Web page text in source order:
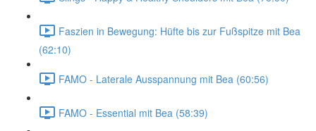
Faszien in Bewegung: Hüfte bis zur Fußspitze mit Bea
(62:10)
FAMO - Laterale Ausspannung mit Bea (60:56)
FAMO - Essential mit Bea (58:39)